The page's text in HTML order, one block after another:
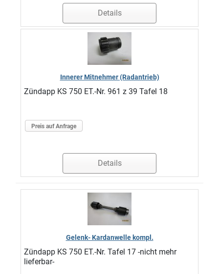
Details
Innerer Mitnehmer (Radantrieb)
Zündapp KS 750 ET.-Nr. 961 z 39 Tafel 18
Preis auf Anfrage
Details
Gelenk- Kardanwelle kompl.
Zündapp KS 750 ET.-Nr. Tafel 17 -nicht mehr
lieferbar-